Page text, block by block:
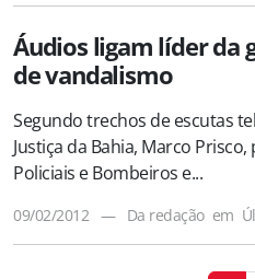
Áudios ligam líder da
de vandalismo
Segundo trechos de escutas
Justiça da Bahia, Marco
Policiais e Bombeiros e...
09/02/2012 — Da redação em